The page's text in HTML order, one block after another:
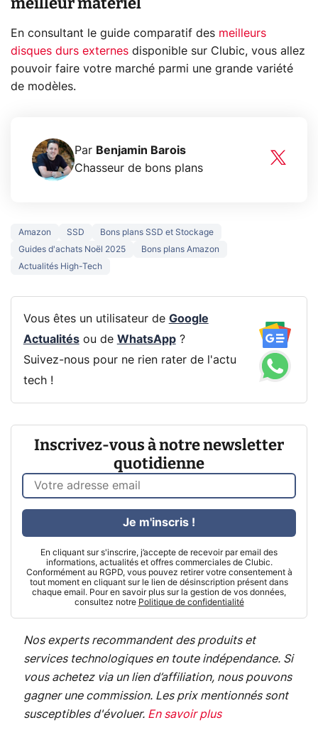
En consultant le guide comparatif des meilleurs
disques durs externes disponible sur Clubic, vous allez
pouvoir faire votre marché parmi une grande variété
de modèles.
Par Benjamin Barois
Chasseur de bons plans
Amazon SSD
Bons plans SSD et Stockage
Guides d'achats Noël 2025
Bons plans Amazon
Actualités High-Tech
Vous êtes un utilisateur de Google
Actualitésou de WhatsApp?
Suivez-nous pour ne rien rater de l'actu
tech !
Inscrivez-vous à notre newsletter
quotidienne
En cliquant sur s'inscrire, j’accepte de recevoir par email des
informations, actualités et offres commerciales de Clubic.
Conformément au RGPD, vous pouvez retirer votre consentement à
tout moment en cliquant sur le lien de désinscription présent dans
chaque email. Pour en savoir plus sur la gestion de vos données,
consultez notre Politique de confidentialité
Je m'inscris !
Nos experts recommandent des produits et
services technologiques en toute indépendance. Si
vous achetez via un lien d’affiliation, nous pouvons
gagner une commission. Les prix mentionnés sont
susceptibles d'évoluer. En savoir plus